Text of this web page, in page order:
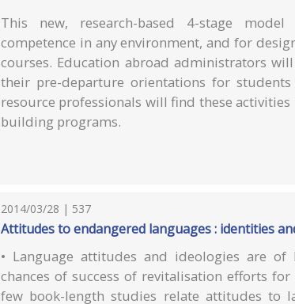
This new, research-based 4-stage
competence in any environment, and for
courses. Education abroad administrators
their pre-departure orientations for
resource professionals will find these
building programs.
2014/03/28 | 537
Attitudes to endangered languages : identities
• Language attitudes and ideologies are of
chances of success of revitalisation efforts
few book-length studies relate attitudes to